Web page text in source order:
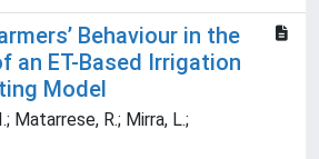
Behaviour in the
an ET-Based Irrigation
Model
Matarrese, R.; Mirra, L.;